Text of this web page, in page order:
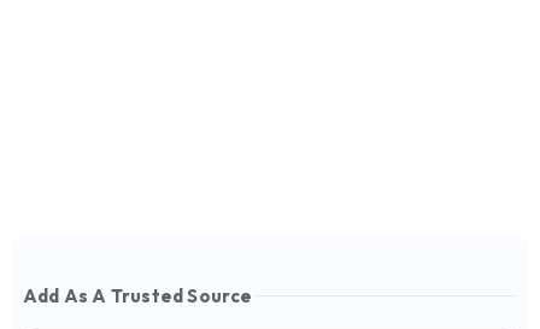
Add As A Trusted Source